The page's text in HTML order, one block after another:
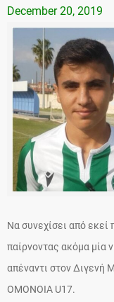
December 20, 2019
Να συνεχίσει από
παίρνοντας ακόμα μία
απέναντι στον Διγενή
ΟΜΟΝΟΙΑ U17.